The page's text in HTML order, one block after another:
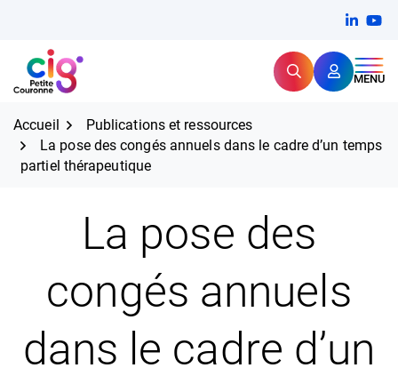
contenu
CIG Petite Couronne RechercherMENU
Expertise et proximité pour
Accueil
Publications et ressources
La pose des congés annuels dans le cadre d’un temps
partiel thérapeutique
La pose des
congés annuels
dans le cadre d’un